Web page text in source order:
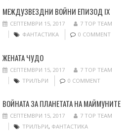
МЕЖДУЗВЕЗДНИ ВОЙНИ ЕПИЗОД IX
СЕПТЕМВРИ 15, 2017
7 TOP TEAM
ФАНТАСТИКА
0 COMMENT
ЖЕНАТА ЧУДО
СЕПТЕМВРИ 15, 2017
7 TOP TEAM
ТРИЛЪРИ
0 COMMENT
ВОЙНАТА ЗА ПЛАНЕТАТА НА МАЙМУНИТЕ
СЕПТЕМВРИ 15, 2017
7 TOP TEAM
ТРИЛЪРИ, ФАНТАСТИКА